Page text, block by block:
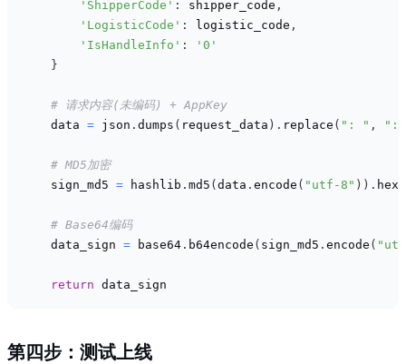
'ShipperCode' : shipper_code ,
'LogisticCode' : logistic_code ,
'IsHandleInfo' :
'0'
}
# 请求内容(未编码) + AppKey
    data
= json . dumps ( request_data ) . replace ( ": " , ":"
# MD5加密
    sign_md5
= hashlib . md5 ( data . encode ( "utf-8" ) ) .
# Base64编码
    data_sign
= base64 . b64encode ( sign_md5 . encode (
return data_sign
第四步：测试上线